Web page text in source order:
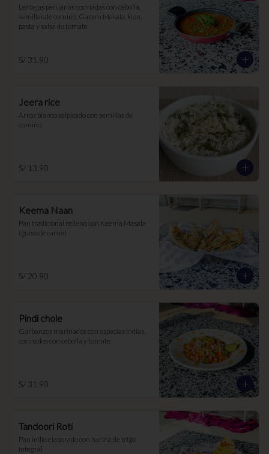
Lentejas peruanas cocinadas con cebolla,
semillas de comino, Garam Masala, kion,
pasta y salsa de tomate
S/ 31.90
Jeera rice
Arroz blanco salpicado con semillas de
comino
S/ 13.90
Keema Naan
Pan tradicional relleno con Keema Masala
(guiso de carne)
S/ 20.90
Pindi chole
Garbanzos marinados con especias indias,
cocinados con cebolla y tomate.
S/ 31.90
Tandoori Roti
Pan indio elaborado con harina de trigo
integral